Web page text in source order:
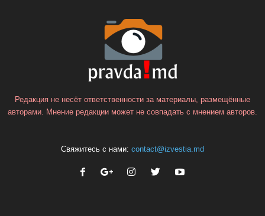
Редакция не несёт ответственности за материалы, размещённые
авторами. Мнение редакции может не совпадать с мнением авторов.
Свяжитесь с нами: contact@izvestia.md